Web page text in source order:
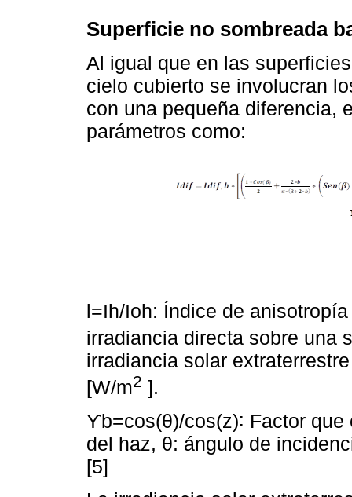
Superficie no sombreada
Al igual que en las
cielo cubierto se involucran
con una pequeña diferencia,
parámetros como:
l=Ih/Ioh: Índice de
irradiancia directa sobre una
irradiancia solar
[W/m2 ].
ϒb=cos(θ)/cos(z)∶ Factor
del haz, θ: ángulo de
[5]